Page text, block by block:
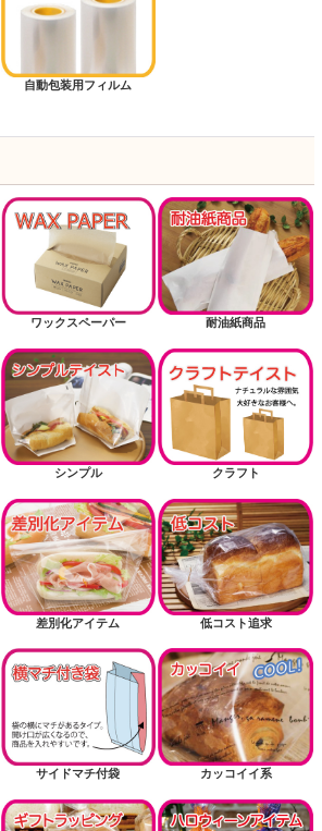
自動包装用フィルム
ワックスペーパー 耐油紙商品
シンプル クラフト
差別化アイテム 低コスト追求
サイドマチ付袋 カッコイイ系